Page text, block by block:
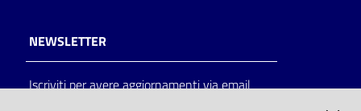
NEWSLETTER
Iscriviti per avere aggiornamenti via email